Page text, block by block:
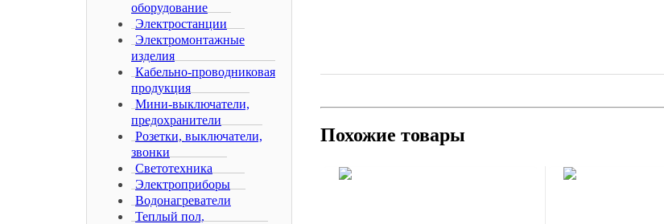
Похожие товары
оборудование
Электростанции
Электромонтажные
изделия
Кабельно-проводниковая
продукция
Мини-выключатели,
предохранители
Розетки, выключатели,
звонки
Светотехника
Электроприборы
Водонагреватели
Теплый пол,